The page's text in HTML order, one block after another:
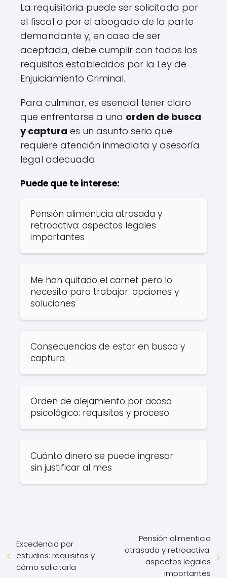
La requisitoria puede ser solicitada por
el fiscal o por el abogado de la parte
demandante y, en caso de ser
aceptada, debe cumplir con todos los
requisitos establecidos por la Ley de
Enjuiciamiento Criminal.
Para culminar, es esencial tener claro
que enfrentarse a una orden de busca
y captura es un asunto serio que
requiere atención inmediata y asesoría
legal adecuada.
Puede que te interese:
Pensión alimenticia atrasada y
retroactiva: aspectos legales
importantes
Me han quitado el carnet pero lo
necesito para trabajar: opciones y
soluciones
Consecuencias de estar en busca y
captura
Orden de alejamiento por acoso
psicológico: requisitos y proceso
Cuánto dinero se puede ingresar
sin justificar al mes
Excedencia por
estudios: requisitos y
cómo solicitarla
Pensión alimenticia
atrasada y retroactiva:
aspectos legales
importantes